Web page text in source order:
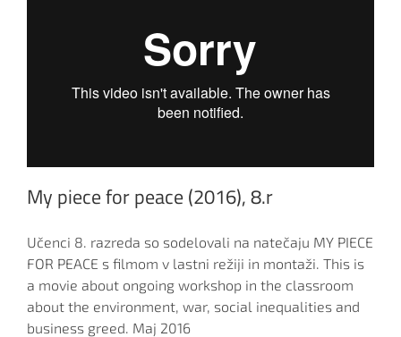
My piece for peace (2016), 8.r
Učenci 8. razreda so sodelovali na natečaju MY PIECE
FOR PEACE s filmom v lastni režiji in montaži. This is
a movie about ongoing workshop in the classroom
about the environment, war, social inequalities and
business greed. Maj 2016